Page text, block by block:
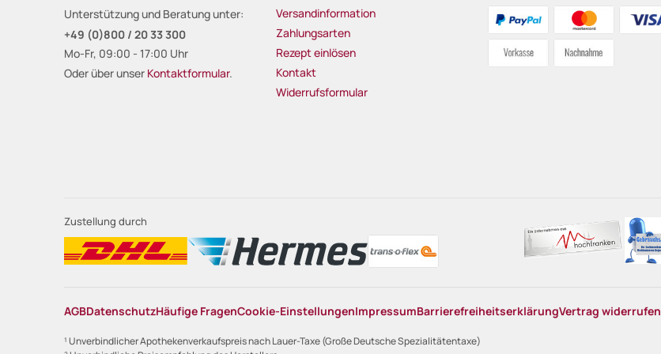
Unterstützung und Beratung unter:
+49 (0)800 / 20 33 300
Mo-Fr, 09:00 - 17:00 Uhr
Oder über unser Kontaktformular.
Versandinformation
Zahlungsarten
Rezept einlösen
Kontakt
Widerrufsformular
Zustellung durch
AGBDatenschutzHäufige FragenCookie-EinstellungenImpressumBarrierefreiheitserklärungVertrag widerrufen
¹ Unverbindlicher Apothekenverkaufspreis nach Lauer-Taxe (Große Deutsche Spezialitätentaxe)